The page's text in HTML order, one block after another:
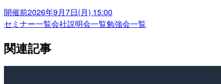
開催前2026年9月7日(月) 15:00
セミナー一覧会社説明会一覧勉強会一覧
関連記事